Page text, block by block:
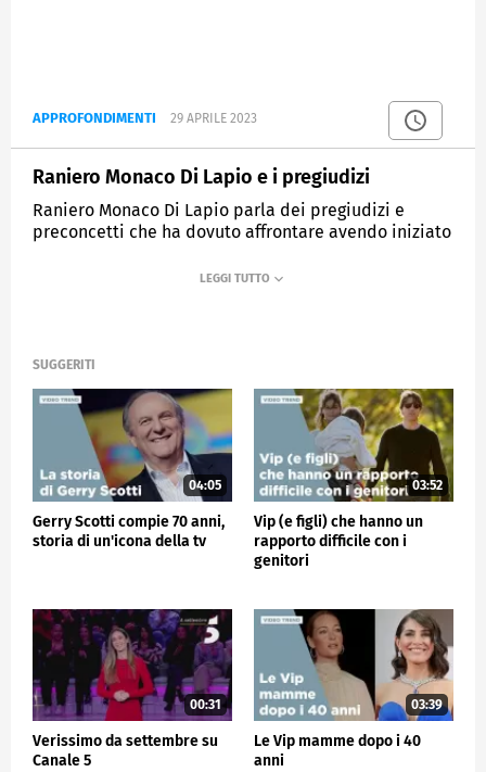
APPROFONDIMENTI 29 APRILE 2023
Raniero Monaco Di Lapio e i pregiudizi
Raniero Monaco Di Lapio parla dei pregiudizi e
preconcetti che ha dovuto affrontare avendo iniziato
SUGGERITI
04:05
Gerry Scotti compie 70 anni,
storia di un'icona della tv
03:52
Vip (e figli) che hanno un
rapporto difficile con i
genitori
00:31
Verissimo da settembre su
Canale 5
03:39
Le Vip mamme dopo i 40
anni